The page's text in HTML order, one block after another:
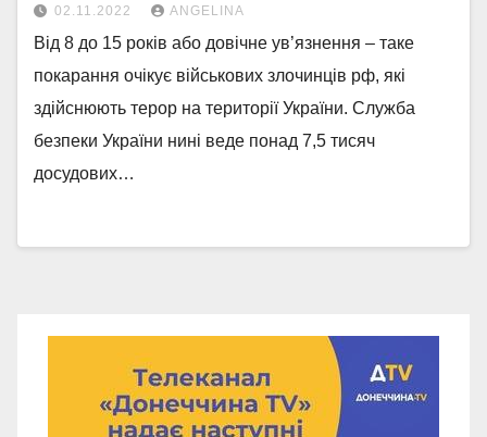
02.11.2022 ANGELINA
Від 8 до 15 років або довічне ув’язнення – таке
покарання очікує військових злочинців рф, які
здійснюють терор на території України. Служба
безпеки України нині веде понад 7,5 тисяч
досудових…